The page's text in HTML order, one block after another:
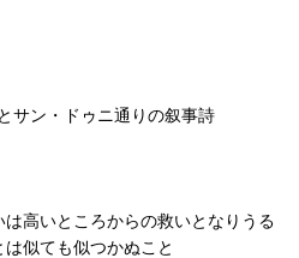
ン・ドゥニ通りの叙事詩
高いところからの救いとなりうる
似ても似つかぬこと